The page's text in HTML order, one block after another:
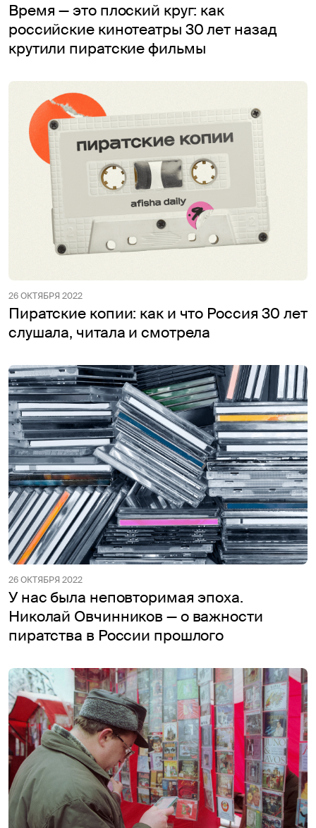
Время — это плоский круг: как
российские кинотеатры 30 лет назад
крутили пиратские фильмы
26 ОКТЯБРЯ 2022
Пиратские копии: как и что Россия 30 лет
слушала, читала и смотрела
26 ОКТЯБРЯ 2022
У нас была неповторимая эпоха.
Николай Овчинников — о важности
пиратства в России прошлого